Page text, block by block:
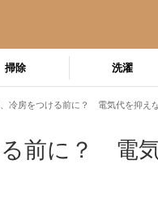
掃除 洗濯
冷房をつける前に？ 電気代を抑え
前に？ 電